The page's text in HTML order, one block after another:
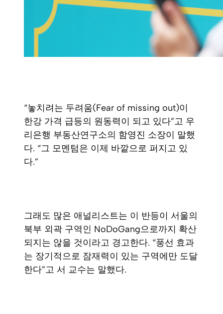
“놓치려는 두려움(Fear of missing out)이
한강 가격 급등의 원동력이 되고 있다”고 우
리은행 부동산연구소의 함영진 소장이 말했
다. “그 모멘텀은 이제 바깥으로 퍼지고 있
다.”
그래도 많은 애널리스트는 이 반등이 서울의
북부 외곽 구역인 NoDoGang으로까지 확산
되지는 않을 것이라고 경고한다. “풍선 효과
는 장기적으로 잠재력이 있는 구역에만 도달
한다”고 서 교수는 말했다.